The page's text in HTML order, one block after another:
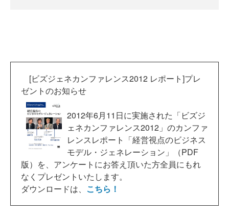
[ビズジェネカンファレンス2012 レポート]プレ
ゼントのお知らせ
2012年6月11日に実施された「ビズジ
ェネカンファレンス2012」のカンファ
レンスレポート「経営視点のビジネス
モデル・ジェネレーション」（PDF
版）を、アンケートにお答え頂いた方全員にもれ
なくプレゼントいたします。
ダウンロードは、 こちら！